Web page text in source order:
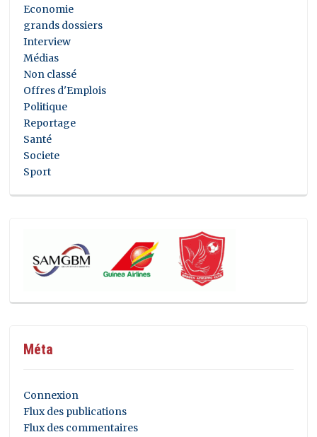
Economie
grands dossiers
Interview
Médias
Non classé
Offres d'Emplois
Politique
Reportage
Santé
Societe
Sport
Méta
Connexion
Flux des publications
Flux des commentaires